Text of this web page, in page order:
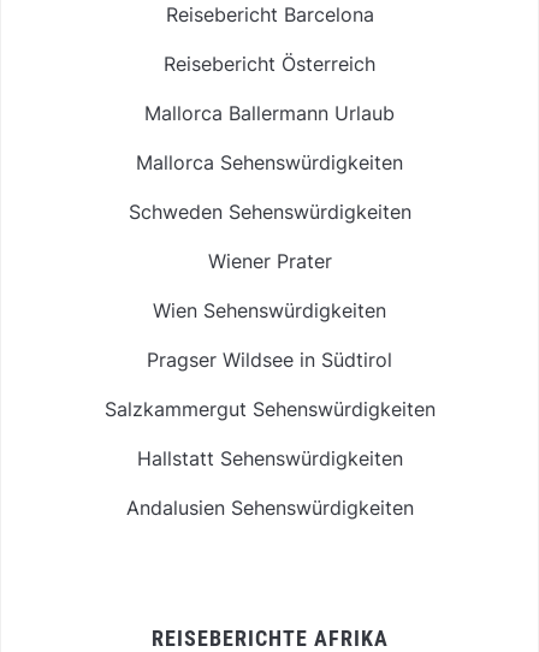
Reisebericht Barcelona
Reisebericht Österreich
Mallorca Ballermann Urlaub
Mallorca Sehenswürdigkeiten
Schweden Sehenswürdigkeiten
Wiener Prater
Wien Sehenswürdigkeiten
Pragser Wildsee in Südtirol
Salzkammergut Sehenswürdigkeiten
Hallstatt Sehenswürdigkeiten
Andalusien Sehenswürdigkeiten
REISEBERICHTE AFRIKA